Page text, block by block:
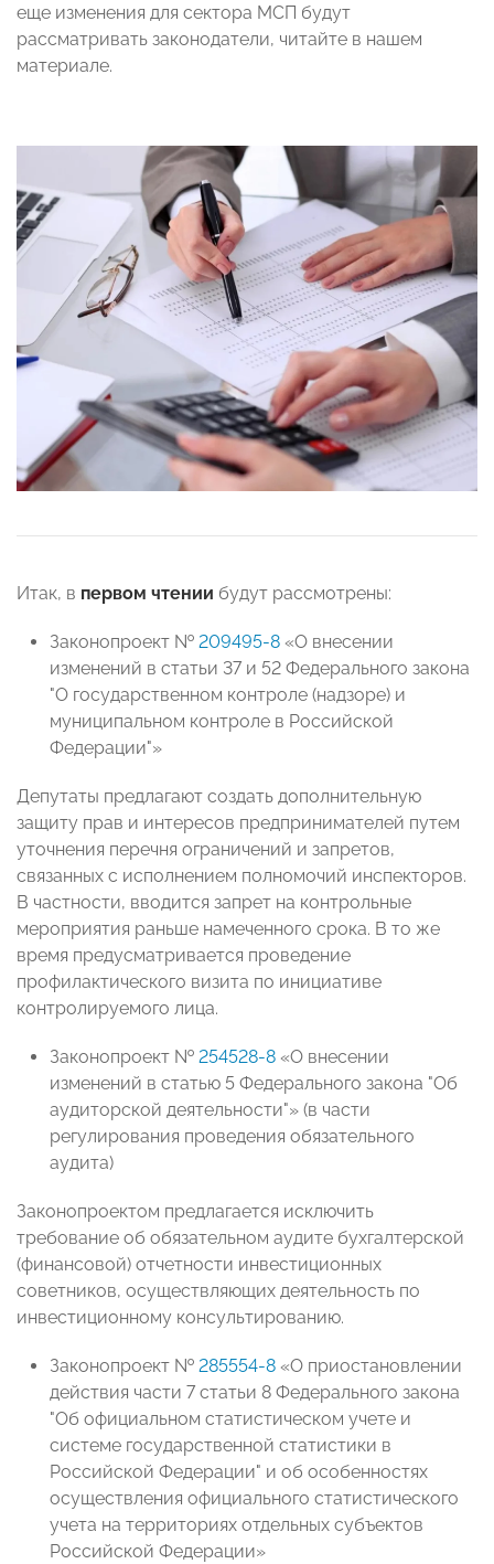
еще изменения для сектора МСП будут
рассматривать законодатели, читайте в нашем
материале.
Итак, в первом чтении будут рассмотрены:
Законопроект № 209495-8 «О внесении
изменений в статьи 37 и 52 Федерального закона
"О государственном контроле (надзоре) и
муниципальном контроле в Российской
Федерации"»
Депутаты предлагают создать дополнительную
защиту прав и интересов предпринимателей путем
уточнения перечня ограничений и запретов,
связанных с исполнением полномочий инспекторов.
В частности, вводится запрет на контрольные
мероприятия раньше намеченного срока. В то же
время предусматривается проведение
профилактического визита по инициативе
контролируемого лица.
Законопроект № 254528-8 «О внесении
изменений в статью 5 Федерального закона "Об
аудиторской деятельности"» (в части
регулирования проведения обязательного
аудита)
Законопроектом предлагается исключить
требование об обязательном аудите бухгалтерской
(финансовой) отчетности инвестиционных
советников, осуществляющих деятельность по
инвестиционному консультированию.
Законопроект № 285554-8 «О приостановлении
действия части 7 статьи 8 Федерального закона
"Об официальном статистическом учете и
системе государственной статистики в
Российской Федерации" и об особенностях
осуществления официального статистического
учета на территориях отдельных субъектов
Российской Федерации»